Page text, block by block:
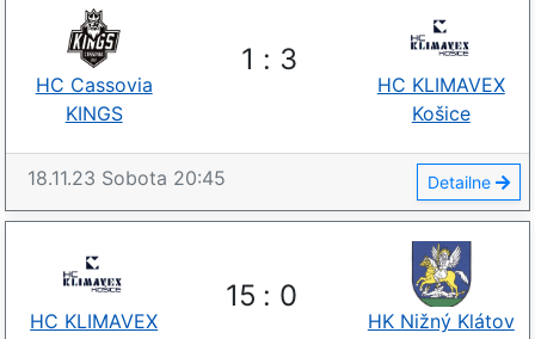
1 : 3
HC Cassovia
KINGS
HC KLIMAVEX
Košice
18.11.23 Sobota 20:45 Detailne
15 : 0
HC KLIMAVEX
HK Nižný Klátov